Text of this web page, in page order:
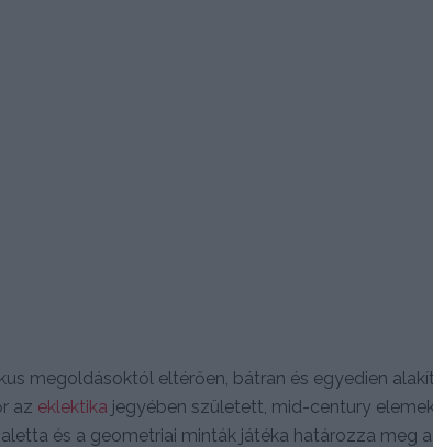
megoldásoktól eltérően, bátran és egyedien
az eklektika jegyében született, mid-century
és a geometriai minták játéka határozza meg